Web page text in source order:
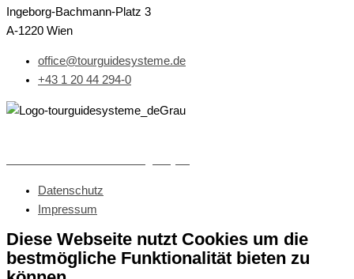
Ingeborg-Bachmann-Platz 3
A-1220 Wien
office@tourguidesysteme.de
+43 1 20 44 294-0
Datenschutz
Impressum
Diese Webseite nutzt Cookies um die
bestmögliche Funktionalität bieten zu